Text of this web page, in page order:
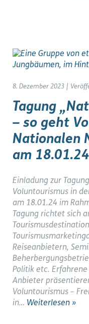
8. Dezember 2023 |
Tagung
– so geht
Nationalen
am 18.01.24
Einladung zur
Voluntourismus in
am 18.01.24 im
Tagung richtet sich
Reiseanbietern,
Politik etc.
Anbieter
Voluntourismus –
in… Weiterlesen »